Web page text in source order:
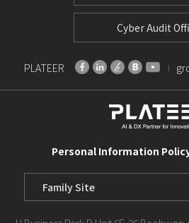
Cyber Audit
PLATEER
Personal Information